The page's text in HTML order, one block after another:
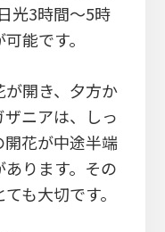
光3時間～5時
能です。
開き、夕方か
ニアは、しっ
花が中途半端
ります。その
も大切です。